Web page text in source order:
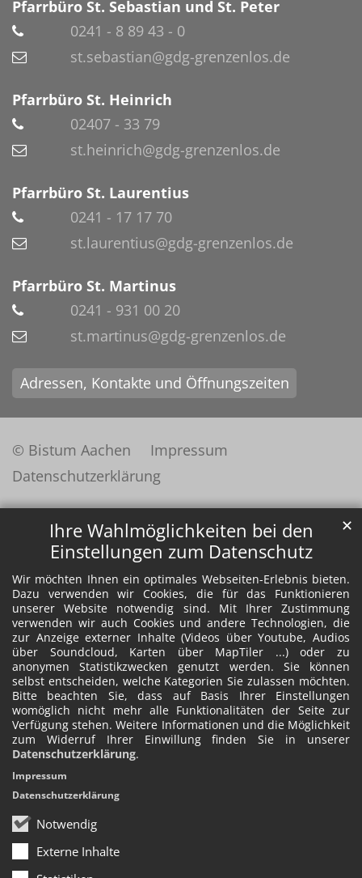
Ihre Wahlmöglichkeiten bei den
Einstellungen zum Datenschutz
Wir möchten Ihnen ein optimales Webseiten-Erlebnis bieten.
Dazu verwenden wir Cookies, die für das Funktionieren
unserer Website notwendig sind. Mit Ihrer Zustimmung
verwenden wir auch Cookies und andere Technologien, die
zur Anzeige externer Inhalte (Videos über Youtube, Audios
über Soundcloud, Karten über MapTiler ...) oder zu
anonymen Statistikzwecken genutzt werden. Sie können
selbst entscheiden, welche Kategorien Sie zulassen möchten.
Bitte beachten Sie, dass auf Basis Ihrer Einstellungen
womöglich nicht mehr alle Funktionalitäten der Seite zur
Verfügung stehen. Weitere Informationen und die Möglichkeit
zum Widerruf Ihrer Einwillung finden Sie in unserer
Datenschutzerklärung.
Notwendig
Externe Inhalte
✕
Impressum
Datenschutzerklärung
Pfarrbüro St. Sebastian und St. Peter
0241 - 8 89 43 - 0
st.sebastian@gdg-grenzenlos.de
Pfarrbüro St. Heinrich
02407 - 33 79
st.heinrich@gdg-grenzenlos.de
Pfarrbüro St. Laurentius
0241 - 17 17 70
st.laurentius@gdg-grenzenlos.de
Pfarrbüro St. Martinus
0241 - 931 00 20
st.martinus@gdg-grenzenlos.de
Adressen, Kontakte und Öffnungszeiten
© Bistum Aachen
Impressum
Datenschutzerklärung